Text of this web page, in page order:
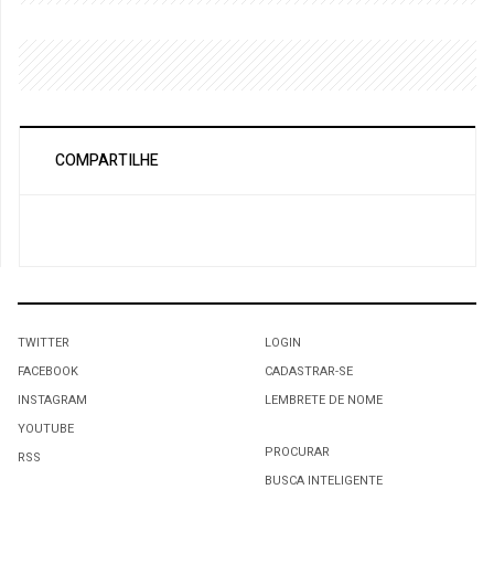
COMPARTILHE
TWITTER
FACEBOOK
INSTAGRAM
YOUTUBE
RSS
LOGIN
CADASTRAR-SE
LEMBRETE DE NOME
PROCURAR
BUSCA INTELIGENTE